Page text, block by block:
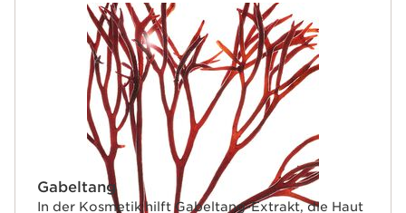
Gabeltang
In der Kosmetik hilft Gabeltang-Extrakt, die Haut